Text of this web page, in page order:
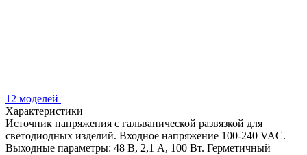
12 моделей
Характеристики
Источник напряжения с гальванической развязкой для
светодиодных изделий. Входное напряжение 100-240 VAC.
Выходные параметры: 48 В, 2,1 А, 100 Вт. Герметичный